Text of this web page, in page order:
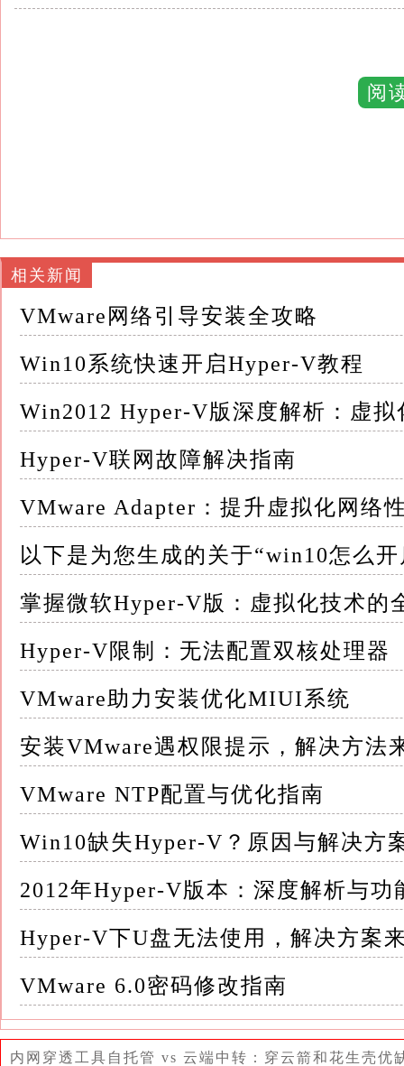
Hyper-V采用微内核架构，将Hypervisor运行
二、开启Hyper-V前的准备工作 在开启
求： 1.操作系统版本：Windows 10专业版、企
请注意，Windows 10家庭版不支持Hyper-V
2.处理器支持：带有二级地址转换（SLAT）
（如英特尔的VT-c）
3.内存要求：至少4GB RAM，但建议至少
虚拟机与Hyper-V主机共享内存，因此您需要
4.BIOS/UEFI设置：确保在计算机的BIOS或
否满足Hyper-V的硬件要求： 1.打开命令提示
命令提示符
2.输入系统信息命令：在命令提示符窗口中
3.检查Hyper-V要求：在输出的系统信息中，
有条件
-固件中已启用虚拟化：如果显示“是”，则表
-二级地址转换：如果显示“是”，则表明处理
四、开启Hyper-V功能的步骤 在确认计算机
法之一开启Hyper-V功能： 方法一：通过控制
单，搜索“控制面板”，并打开它
如果桌面上有控制面板的快捷方式，也可以直
2.打开程序和功能：在控制面板中，选择“程
阅
相关新闻
VMware网络引导安装全攻略
Win10系统快速开启Hyper-V教程
Win2012 Hyper-V版深度解析：虚拟
Hyper-V联网故障解决指南
VMware Adapter：提升虚拟化网络
以下是为您生成的关于“win10怎么
掌握微软Hyper-V版：虚拟化技术的
Hyper-V限制：无法配置双核处理器
VMware助力安装优化MIUI系统
安装VMware遇权限提示，解决方法
VMware NTP配置与优化指南
Win10缺失Hyper-V？原因与解决方
2012年Hyper-V版本：深度解析与功
Hyper-V下U盘无法使用，解决方案
VMware 6.0密码修改指南
内网穿透工具自托管 vs 云端中转：穿云箭和花生壳优